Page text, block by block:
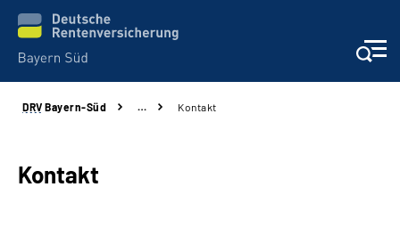
Beratung und Kontakt
Karriere
DRV Bayern-Süd … Kontakt
Kontakt